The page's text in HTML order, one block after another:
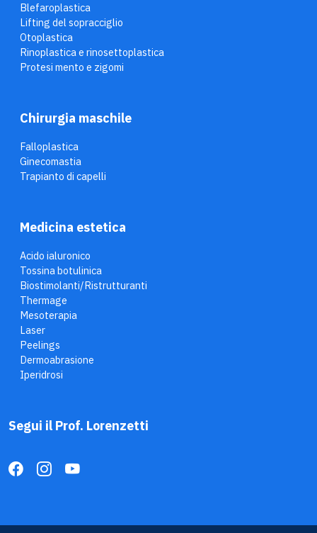
Blefaroplastica
Lifting del sopracciglio
Otoplastica
Rinoplastica e rinosettoplastica
Protesi mento e zigomi
Chirurgia maschile
Falloplastica
Ginecomastia
Trapianto di capelli
Medicina estetica
Acido ialuronico
Tossina botulinica
Biostimolanti/Ristrutturanti
Thermage
Mesoterapia
Laser
Peelings
Dermoabrasione
Iperidrosi
Segui il Prof. Lorenzetti